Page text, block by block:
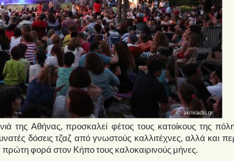
της Αθήνας, προσκαλεί φέτος τους κατοίκους της
δόσεις τζαζ από γνωστούς καλλιτέχνες, αλλά και
πρώτη φορά στον Κήπο τους καλοκαιρινούς μήνες.